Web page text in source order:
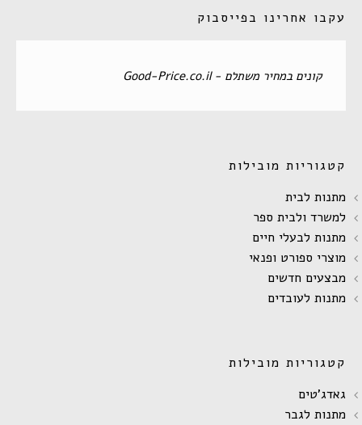
עקבו אחרינו בפייסבוק
‏קונים במחיר משתלם - Good-Price.co.il‏
קטגוריות מובילות
מתנות לבית
למשרד ולבית ספר
מתנות לבעלי חיים
מוצרי ספורט ופנאי
מבצעים חדשים
מתנות לעובדים
קטגוריות מובילות
גאדג'טים
מתנות לגבר